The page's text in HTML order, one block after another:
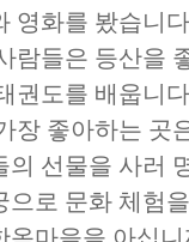
영화를 봤습니
람들은 등산을
권도를 배웁니
장 좋아하는 곳
의 선물을 사러
으로 문화 체험